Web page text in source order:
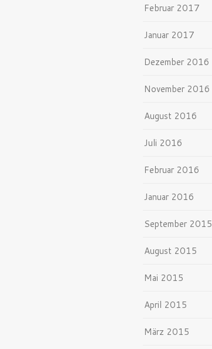
Februar 2017
Januar 2017
Dezember 2016
November 2016
August 2016
Juli 2016
Februar 2016
Januar 2016
September 2015
August 2015
Mai 2015
April 2015
März 2015